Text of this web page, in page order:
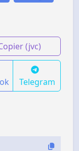
(jvc)
Telegram